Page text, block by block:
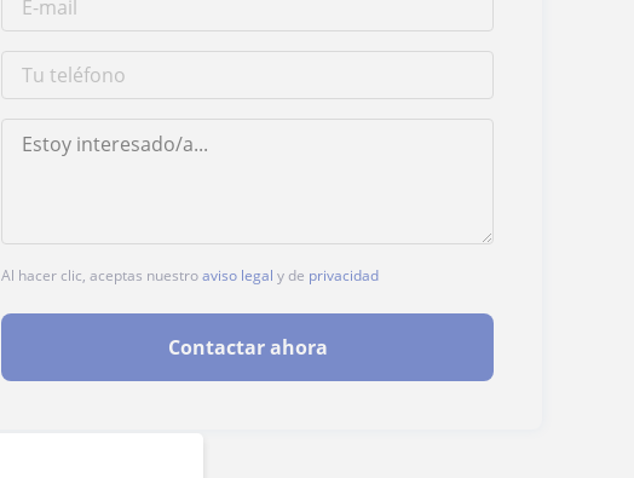
Al hacer clic, aceptas nuestroaviso legal y de privacidad
Contactar ahora